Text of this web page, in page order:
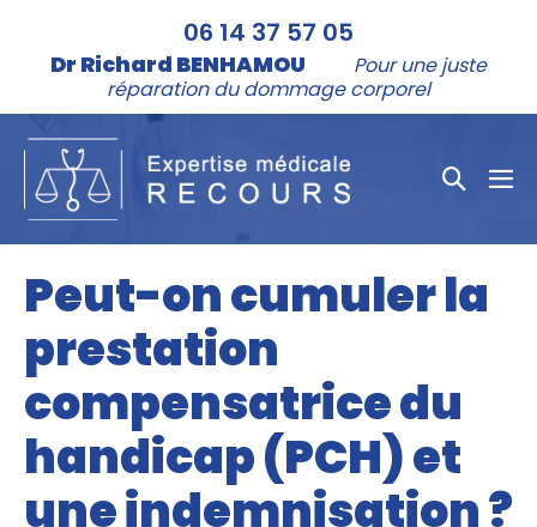
contenu
06 14 37 57 05
Dr Richard BENHAMOU
Pour une juste
réparation du dommage corporel
Peut-on cumuler la
prestation
compensatrice du
handicap (PCH) et
une indemnisation ?